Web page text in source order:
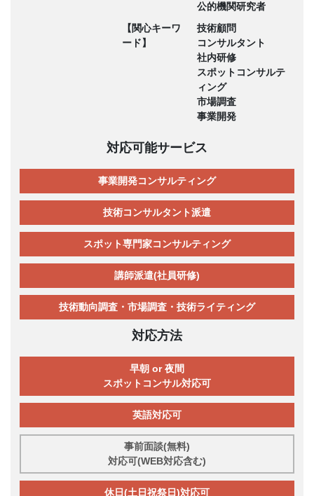
公的機関研究者
【関心キーワ
ード】
技術顧問
コンサルタント
社内研修
スポットコンサルテ
ィング
市場調査
事業開発
対応可能サービス
事業開発コンサルティング
技術コンサルタント派遣
スポット専門家コンサルティング
講師派遣(社員研修)
技術動向調査・市場調査・技術ライティング
対応方法
早朝 or 夜間
スポットコンサル対応可
英語対応可
事前面談(無料)
対応可(WEB対応含む)
休日(土日祝祭日)対応可